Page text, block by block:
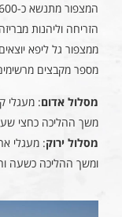
הזריחה וליהנות
ממצפור גל ליפא
מספר מקבצים
מסלול אדום
משך ההליכה כחצי
מסלול ירוק
ומשך ההליכה כשעה